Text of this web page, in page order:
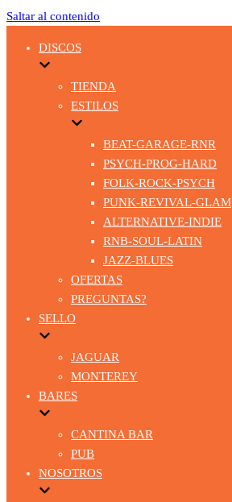
Saltar al contenido
DISCOS
TIENDA
ESTILOS
BEAT-GARAGE-RNR
PSYCH-PROG-HARD
FOLK-ROCK-PSYCH
PUNK-REVIVAL-GLAM
ALTERNATIVE-INDIE
RNB-SOUL-LATIN
JAZZ-BLUES
OFERTAS
PREGUNTAS?
SELLO
JAGUAR
MONTEREY
BARES
CANTINA BAR
PUB
NOSOTROS